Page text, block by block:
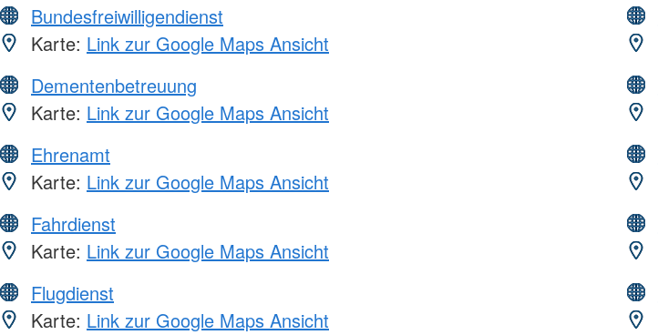
Bundesfreiwilligendienst
Karte: Link zur Google Maps Ansicht
Dementenbetreuung
Karte: Link zur Google Maps Ansicht
Ehrenamt
Karte: Link zur Google Maps Ansicht
Fahrdienst
Karte: Link zur Google Maps Ansicht
Flugdienst
Karte: Link zur Google Maps Ansicht